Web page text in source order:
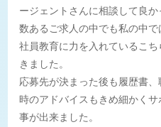
ージェントさんに相談して良か
数あるご求人の中でも私の中で
社員教育に力を入れているこ
きました。
応募先が決まった後も履歴書
時のアドバイスもきめ細かく
事が出来ました。